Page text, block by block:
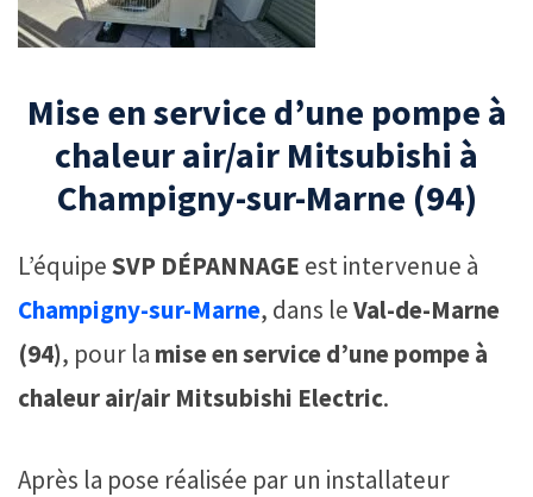
Mise en service d’une pompe à
chaleur air/air Mitsubishi à
Champigny-sur-Marne (94)
L’équipeSVP DÉPANNAGE est intervenue à
Champigny-sur-Marne, dans leVal-de-Marne
(94), pour la mise en service d’une pompe à
chaleur air/air Mitsubishi Electric.
Après la pose réalisée par un installateur